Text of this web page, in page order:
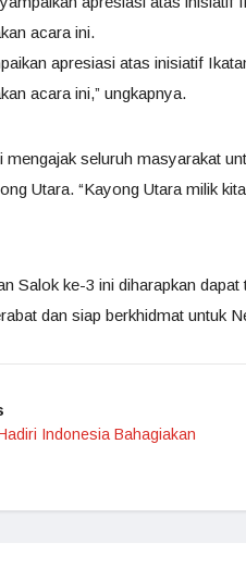
acara ini.
apresiasi atas inisiatif
acara ini,” ungkapnya.
mengajak seluruh masyarakat
Utara. “Kayong Utara milik
Salok ke-3 ini diharapkan
dan siap berkhidmat untuk
Indonesia Bahagiakan